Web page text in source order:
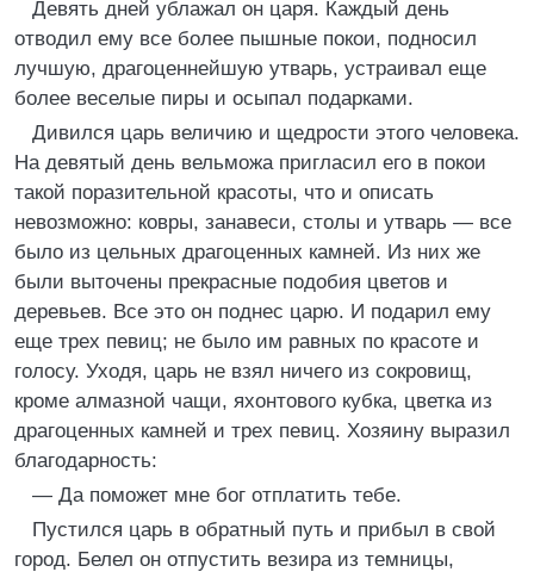
Девять дней ублажал он царя. Каждый день
отводил ему все более пышные покои, подносил
лучшую, драгоценнейшую утварь, устраивал еще
более веселые пиры и осыпал подарками.
Дивился царь величию и щедрости этого человека.
На девятый день вельможа пригласил его в покои
такой поразительной красоты, что и описать
невозможно: ковры, занавеси, столы и утварь — все
было из цельных драгоценных камней. Из них же
были выточены прекрасные подобия цветов и
деревьев. Все это он поднес царю. И подарил ему
еще трех певиц; не было им равных по красоте и
голосу. Уходя, царь не взял ничего из сокровищ,
кроме алмазной чащи, яхонтового кубка, цветка из
драгоценных камней и трех певиц. Хозяину выразил
благодарность:
— Да поможет мне бог отплатить тебе.
Пустился царь в обратный путь и прибыл в свой
город. Белел он отпустить везира из темницы,